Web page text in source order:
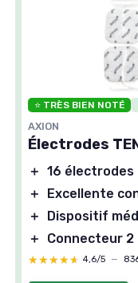
⭐ TRÈS BIEN NOTÉ
AXION
Électrodes
＋ 16 électrodes
＋
Excellente
＋
Dispositif
＋
Connecteur 2
★★★★★
★★★★★ 4,6/5 —